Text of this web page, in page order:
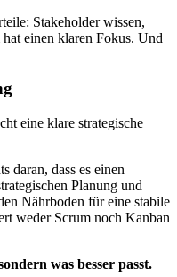
Stakeholder wissen,
einen klaren Fokus. Und
eine klare strategische
daran, dass es einen
Planung und
Nährboden für eine stabile
weder Scrum noch Kanban
was besser passt.